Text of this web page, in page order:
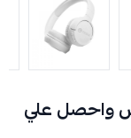
واحصل علي